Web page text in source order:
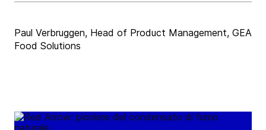
Paul Verbruggen, Head of Product Management, GEA
Food Solutions